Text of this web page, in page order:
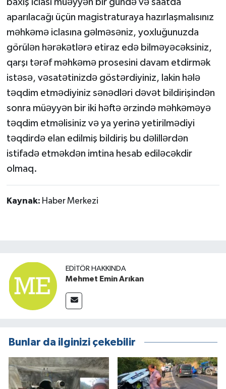
baxış iclası müəyyən bir gündə və saatda
aparılacağı üçün magistraturaya hazırlaşmalısınız
məhkəmə iclasına gəlməsəniz, yoxluğunuzda
görülən hərəkətlərə etiraz edə bilməyəcəksiniz,
qarşı tərəf məhkəmə prosesini davam etdirmək
istəsə, vəsatətinizdə göstərdiyiniz, lakin hələ
təqdim etmədiyiniz sənədləri dəvət bildirişindən
sonra müəyyən bir iki həftə ərzində məhkəməyə
təqdim etməlisiniz və ya yerinə yetirilmədiyi
təqdirdə elan edilmiş bildiriş bu dəlillərdən
istifadə etməkdən imtina hesab ediləcəkdir
olmaq.
Kaynak: Haber Merkezi
EDITÖR HAKKINDA
Mehmet Emin Arıkan
Bunlar da ilginizi çekebilir